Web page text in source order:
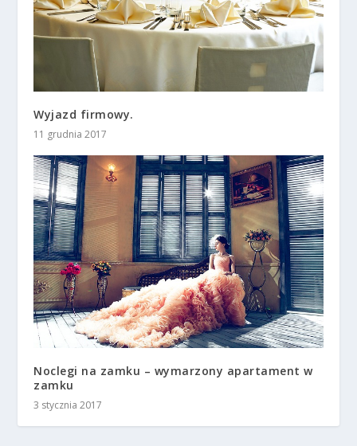
Wyjazd firmowy.
11 grudnia 2017
Noclegi na zamku – wymarzony apartament w
zamku
3 stycznia 2017